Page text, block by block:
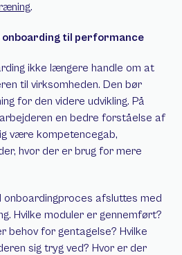
.
onboarding til performance
ikke længere handle om at
til virksomheden. Den bør
for den videre udvikling. På
en bedre forståelse af
være kompetencegab,
hvor der er brug for mere
afsluttes med
Hvilke moduler er gennemført?
behov for gentagelse? Hvilke
sig tryg ved? Hvor er der